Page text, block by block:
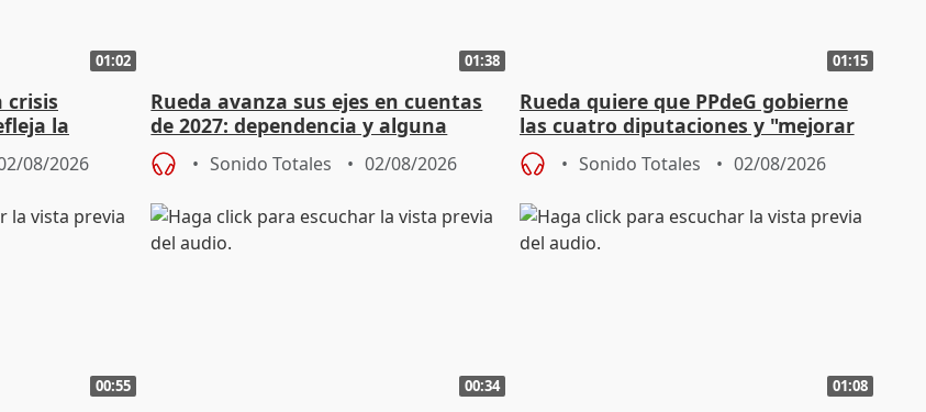
01:02
crisis
la
08/2026
01:38
Rueda avanza sus ejes en cuentas
de 2027: dependencia y alguna
rebaja fiscal más en vivienda
Sonido Totales 02/08/2026
01:15
Rueda quiere que PPdeG gobierne
las cuatro diputaciones y "mejorar
en concejales" en ciudades
Sonido Totales 02/08/2026
00:55 00:34 01:08